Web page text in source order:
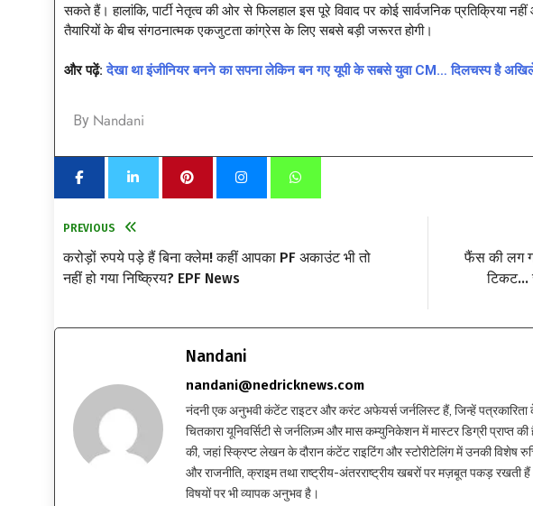
सकते हैं। हालांकि, पार्टी नेतृत्व की ओर से फिलहाल इस पूरे विवाद पर कोई सार्वजनिक प्रतिक्रिया
तैयारियों के बीच संगठनात्मक एकजुटता कांग्रेस के लिए सबसे बड़ी जरूरत होगी।
और पढ़ें:देखा था इंजीनियर बनने का सपना लेकिन बन गए यूपी के सबसे युवा CM… दिलचस्प है
By Nandani
PREVIOUS
करोड़ों रुपये पड़े हैं बिना क्लेम! कहीं आपका PF अकाउंट भी तो
नहीं हो गया निष्क्रिय? EPF News
फैंस की लग
टिकट…
Nandani
nandani@nedricknews.com
नंदनी एक अनुभवी कंटेंट राइटर और करंट अफेयर्स जर्नलिस्ट हैं, जिन्हें पत्रकारिता
चितकारा यूनिवर्सिटी से जर्नलिज़्म और मास कम्युनिकेशन में मास्टर डिग्री
की, जहां स्क्रिप्ट लेखन के दौरान कंटेंट राइटिंग और स्टोरीटेलिंग में उनकी विशेष
और राजनीति, क्राइम तथा राष्ट्रीय-अंतरराष्ट्रीय खबरों पर मज़बूत पकड़
विषयों पर भी व्यापक अनुभव है।